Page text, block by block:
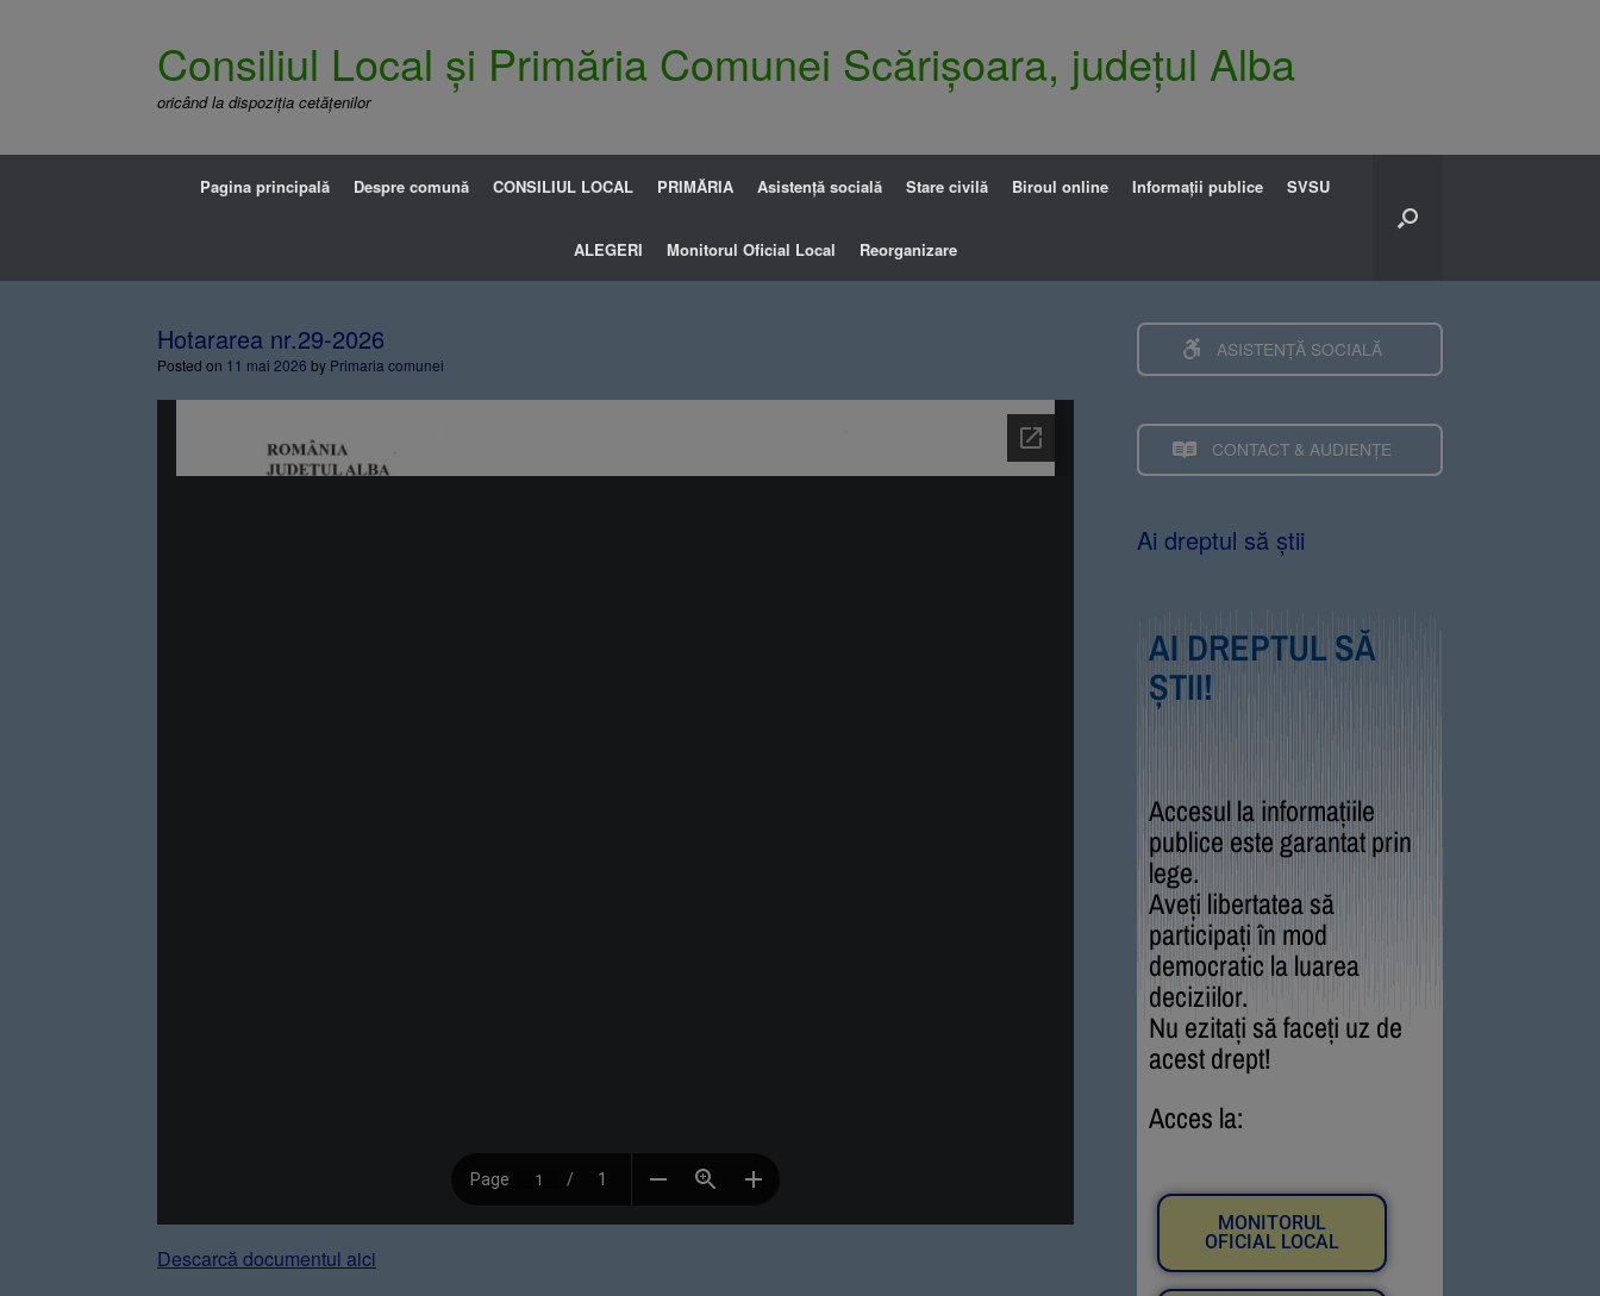
Consiliul Local și Primăria Comunei Scărișoara, județul Alba
oricând la dispoziția cetățenilor
Pagina principală Despre comună CONSILIUL LOCAL PRIMĂRIA Asistență socială Stare civilă Biroul online Informații publice SVSU
ALEGERI Monitorul Oficial Local Reorganizare
Hotararea nr.29-2026
Posted on 11 mai 2026 by Primaria comunei
Descarcă documentul aici
ASISTENȚĂ SOCIALĂ
CONTACT & AUDIENȚE
Ai dreptul să știi
AI DREPTUL SĂ
ȘTII!
Accesul la informațiile
publice este garantat prin
lege.
Aveți libertatea să
participați în mod
democratic la luarea
deciziilor.
Nu ezitați să faceți uz de
acest drept!
Acces la:
MONITORUL
OFICIAL LOCAL